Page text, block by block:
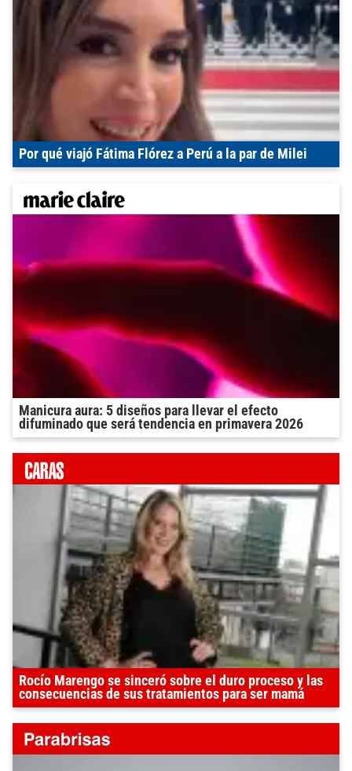
Por qué viajó Fátima Flórez a Perú a la par de Milei
Manicura aura: 5 diseños para llevar el efecto
difuminado que será tendencia en primavera 2026
Rocío Marengo se sinceró sobre el duro proceso y las
consecuencias de sus tratamientos para ser mamá